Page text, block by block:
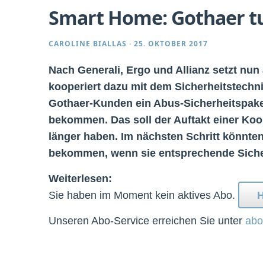
Smart Home: Gothaer
CAROLINE BIALLAS · 25. OKTOBER 2017
Nach Generali, Ergo und Allianz setzt
kooperiert dazu mit dem
Gothaer-Kunden ein Abus-
bekommen. Das soll der Auftakt einer
länger haben. Im nächsten Schritt
bekommen, wenn sie entsprechende
Weiterlesen:
Sie haben im Moment kein aktives Abo.
Unseren Abo-Service erreichen Sie unter